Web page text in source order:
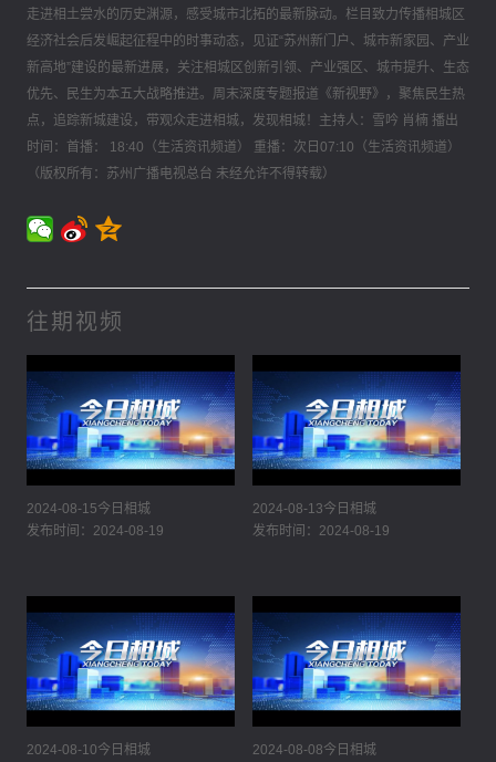
走进相土尝水的历史渊源，感受城市北拓的最新脉动。栏目致力传播相城区
经济社会后发崛起征程中的时事动态，见证“苏州新门户、城市新家园、产业
新高地”建设的最新进展，关注相城区创新引领、产业强区、城市提升、生态
优先、民生为本五大战略推进。周末深度专题报道《新视野》，聚焦民生热
点，追踪新城建设，带观众走进相城，发现相城！主持人：雪吟 肖楠 播出
时间：首播： 18:40（生活资讯频道） 重播：次日07:10（生活资讯频道）
（版权所有：苏州广播电视总台 未经允许不得转载）
往期视频
2024-08-15今日相城
发布时间：2024-08-19
2024-08-13今日相城
发布时间：2024-08-19
2024-08-10今日相城
2024-08-08今日相城